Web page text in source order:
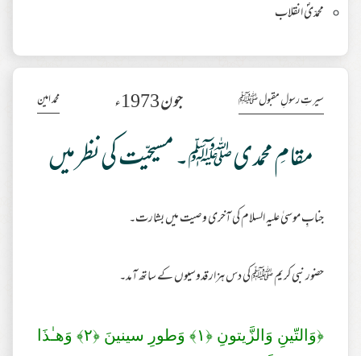
محمدّیؐ انقلاب
سیرتِ رسولِ مقبول ﷺ جون 1973ء محمد امین
مقامِ محمدی ﷺ۔ مسیحیّت کی نظر میں
جنابِ موسیٰ علیہ السلام کی آخری وصیت میں بشارت۔
حضور نبی کریم ﷺ کی دس ہزار قدوسیوں کے ساتھ آمد۔
﴿وَالتّينِ وَالزَّيتونِ ﴿١﴾ وَطورِ‌ سينينَ ﴿٢﴾ وَهـٰذَا